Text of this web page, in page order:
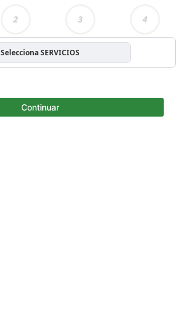
2 3 4
Selecciona SERVICIOS
Continuar